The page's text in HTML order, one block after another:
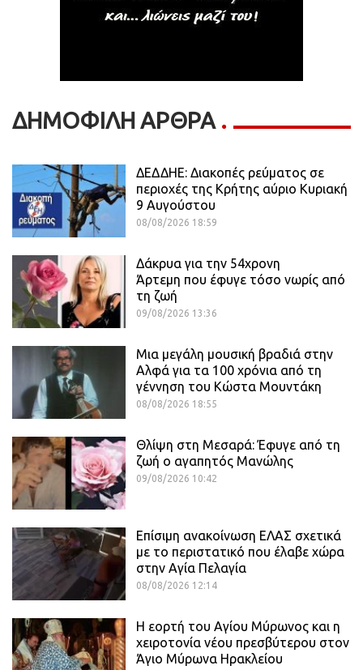
ΔΗΜΟΦΙΛΗ ΑΡΘΡΑ
ΔΕΔΔΗΕ: Διακοπές ρεύματος σε
περιοχές της Κρήτης αύριο Κυριακή
9 Αυγούστου
08/08/2026 18:59
Δάκρυα για την 54χρονη
Άρτεμη που έφυγε τόσο νωρίς από
τη ζωή
09/08/2026 13:36
Μια μεγάλη μουσική βραδιά στην
Αλφά για τα 100 χρόνια από τη
γέννηση του Κώστα Μουντάκη
08/08/2026 18:55
Θλίψη στη Μεσαρά: Έφυγε από τη
ζωή ο αγαπητός Μανώλης
09/08/2026 10:42
Επίσιμη ανακοίνωση ΕΛΑΣ σχετικά
με το περιστατικό που έλαβε χώρα
στην Αγία Πελαγία
08/08/2026 12:14
Η εορτή του Αγίου Μύρωνος και η
χειροτονία νέου πρεσβύτερου στον
Άγιο Μύρωνα Ηρακλείου